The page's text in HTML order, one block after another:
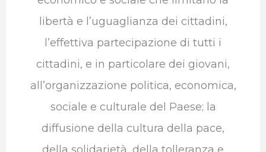
libertà e l’uguaglianza dei cittadini,
l’effettiva partecipazione di tutti i
cittadini, e in particolare dei giovani,
all’organizzazione politica, economica,
sociale e culturale del Paese; la
diffusione della cultura della pace,